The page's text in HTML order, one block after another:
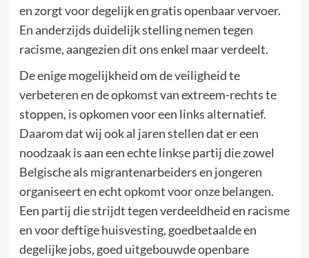
en zorgt voor degelijk en gratis openbaar vervoer.
En anderzijds duidelijk stelling nemen tegen
racisme, aangezien dit ons enkel maar verdeelt.
De enige mogelijkheid om de veiligheid te
verbeteren en de opkomst van extreem-rechts te
stoppen, is opkomen voor een links alternatief.
Daarom dat wij ook al jaren stellen dat er een
noodzaak is aan een echte linkse partij die zowel
Belgische als migrantenarbeiders en jongeren
organiseert en echt opkomt voor onze belangen.
Een partij die strijdt tegen verdeeldheid en racisme
en voor deftige huisvesting, goedbetaalde en
degelijke jobs, goed uitgebouwde openbare